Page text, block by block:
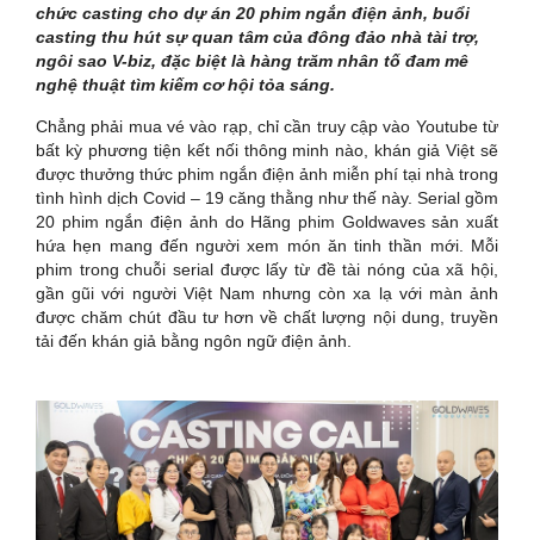
chức casting cho dự án 20 phim ngắn điện ảnh, buổi
casting thu hút sự quan tâm của đông đảo nhà tài trợ,
ngôi sao V-biz, đặc biệt là hàng trăm nhân tố đam mê
nghệ thuật tìm kiếm cơ hội tỏa sáng.
Chẳng phải mua vé vào rạp, chỉ cần truy cập vào Youtube từ
bất kỳ phương tiện kết nối thông minh nào, khán giả Việt sẽ
được thưởng thức phim ngắn điện ảnh miễn phí tại nhà trong
tình hình dịch Covid – 19 căng thằng như thế này. Serial gồm
20 phim ngắn điện ảnh do Hãng phim Goldwaves sản xuất
hứa hẹn mang đến người xem món ăn tinh thần mới. Mỗi
phim trong chuỗi serial được lấy từ đề tài nóng của xã hội,
gần gũi với người Việt Nam nhưng còn xa lạ với màn ảnh
được chăm chút đầu tư hơn về chất lượng nội dung, truyền
tải đến khán giả bằng ngôn ngữ điện ảnh.